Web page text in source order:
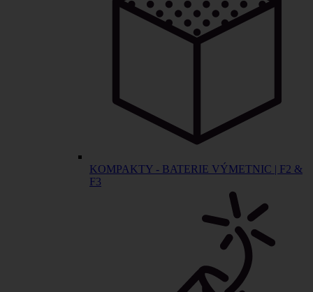
KOMPAKTY - BATERIE VÝMETNIC | F2 &
F3